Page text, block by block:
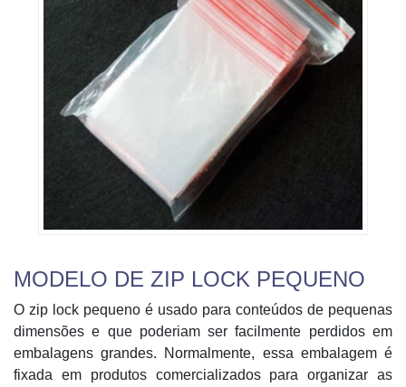
MODELO DE ZIP LOCK PEQUENO
O zip lock pequeno é usado para conteúdos de pequenas
dimensões e que poderiam ser facilmente perdidos em
embalagens grandes. Normalmente, essa embalagem é
fixada em produtos comercializados para organizar as